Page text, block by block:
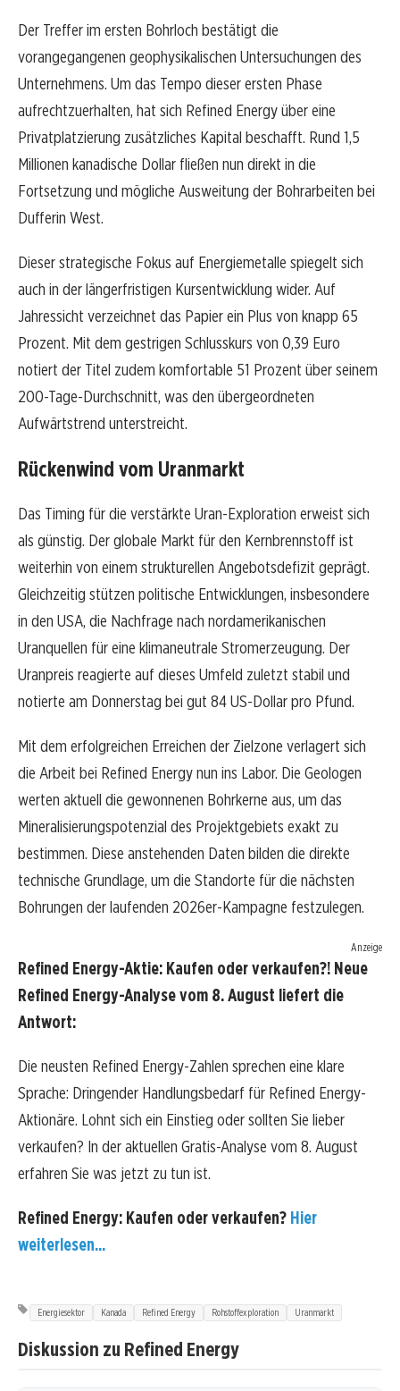
Der Treffer im ersten Bohrloch bestätigt die
vorangegangenen geophysikalischen Untersuchungen des
Unternehmens. Um das Tempo dieser ersten Phase
aufrechtzuerhalten, hat sich Refined Energy über eine
Privatplatzierung zusätzliches Kapital beschafft. Rund 1,5
Millionen kanadische Dollar fließen nun direkt in die
Fortsetzung und mögliche Ausweitung der Bohrarbeiten bei
Dufferin West.
Dieser strategische Fokus auf Energiemetalle spiegelt sich
auch in der längerfristigen Kursentwicklung wider. Auf
Jahressicht verzeichnet das Papier ein Plus von knapp 65
Prozent. Mit dem gestrigen Schlusskurs von 0,39 Euro
notiert der Titel zudem komfortable 51 Prozent über seinem
200-Tage-Durchschnitt, was den übergeordneten
Aufwärtstrend unterstreicht.
Rückenwind vom Uranmarkt
Das Timing für die verstärkte Uran-Exploration erweist sich
als günstig. Der globale Markt für den Kernbrennstoff ist
weiterhin von einem strukturellen Angebotsdefizit geprägt.
Gleichzeitig stützen politische Entwicklungen, insbesondere
in den USA, die Nachfrage nach nordamerikanischen
Uranquellen für eine klimaneutrale Stromerzeugung. Der
Uranpreis reagierte auf dieses Umfeld zuletzt stabil und
notierte am Donnerstag bei gut 84 US-Dollar pro Pfund.
Mit dem erfolgreichen Erreichen der Zielzone verlagert sich
die Arbeit bei Refined Energy nun ins Labor. Die Geologen
werten aktuell die gewonnenen Bohrkerne aus, um das
Mineralisierungspotenzial des Projektgebiets exakt zu
bestimmen. Diese anstehenden Daten bilden die direkte
technische Grundlage, um die Standorte für die nächsten
Bohrungen der laufenden 2026er-Kampagne festzulegen.
Anzeige
Refined Energy-Aktie: Kaufen oder verkaufen?! Neue
Refined Energy-Analyse vom 8. August liefert die
Antwort:
Die neusten Refined Energy-Zahlen sprechen eine klare
Sprache: Dringender Handlungsbedarf für Refined Energy-
Aktionäre. Lohnt sich ein Einstieg oder sollten Sie lieber
verkaufen? In der aktuellen Gratis-Analyse vom 8. August
erfahren Sie was jetzt zu tun ist.
Refined Energy: Kaufen oder verkaufen? Hier
weiterlesen...
Energiesektor Kanada Refined Energy Rohstoffexploration Uranmarkt
Diskussion zu Refined Energy